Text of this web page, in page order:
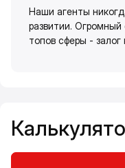
Наши агенты
развитии.
топов сферы -